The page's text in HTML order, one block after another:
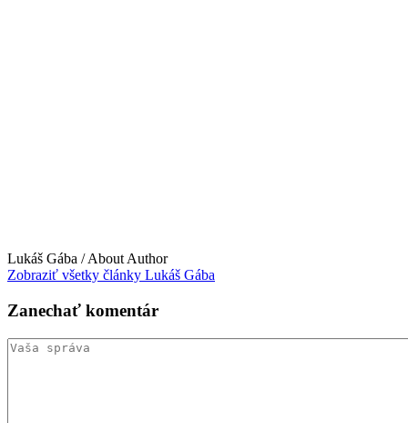
Lukáš Gába / About Author
Zobraziť všetky články Lukáš Gába
Zanechať komentár